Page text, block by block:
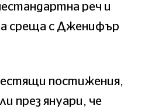
реч и
среща с Дженифър
постижения,
през януари, че